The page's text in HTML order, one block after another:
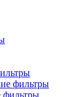
фильтры
фильтры